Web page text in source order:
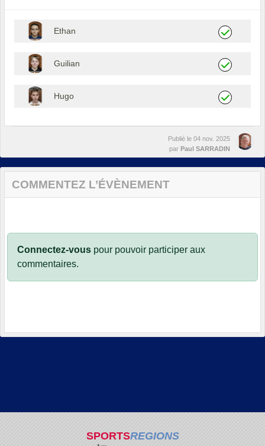
Ethan
Guilian
Hugo
Publié le 04 nov. 2025
par Paul SARRADIN
COMMENTEZ L’ÉVÈNEMENT
Connectez-vous pour pouvoir participer aux
commentaires.
SPORTSREGIONS